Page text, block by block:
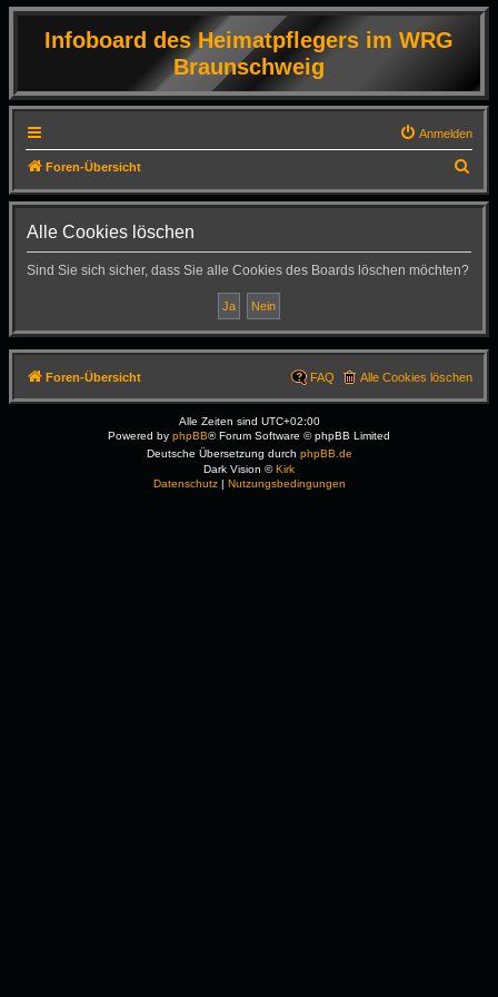
Infoboard des Heimatpflegers im WRG
Braunschweig
Anmelden
Foren-Übersicht
u
Alle Cookies löschen
Sind Sie sich sicher, dass Sie alle Cookies des Boards löschen möchten?
Foren-Übersicht Alle Cookies löschen
FAQ
Alle Zeiten sind UTC+02:00
Powered by phpBB® Forum Software © phpBB Limited
Deutsche Übersetzung durch phpBB.de
Dark Vision ©Kirk
Datenschutz| Nutzungsbedingungen